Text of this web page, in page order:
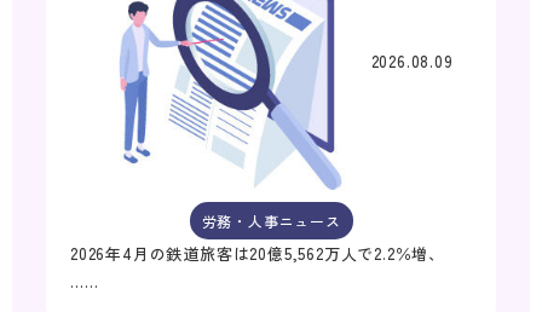
2026.08.09
労務・人事ニュース
2026年4月の鉄道旅客は20億5,562万人で2.2％増、
……